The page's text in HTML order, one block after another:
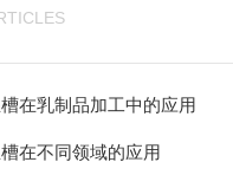
在乳制品加工中的应用
在不同领域的应用